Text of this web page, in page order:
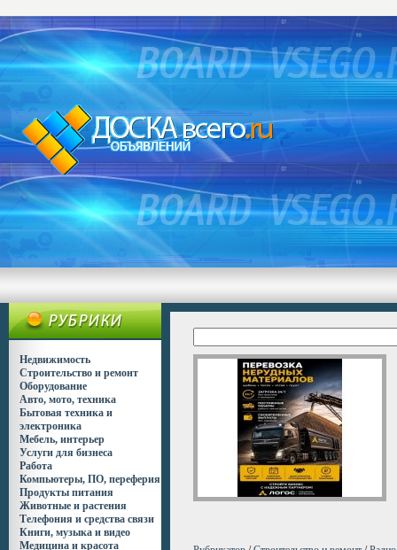
Недвижимость
Строительство и ремонт
Оборудование
Авто, мото, техника
Бытовая техника и
электроника
Мебель, интерьер
Услуги для бизнеса
Работа
Компьютеры, ПО, переферия
Продукты питания
Животные и растения
Телефония и средства связи
Книги, музыка и видео
Медицина и красота